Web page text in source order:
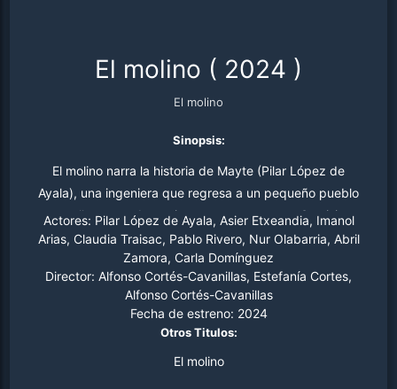
El molino ( 2024 )
El molino
Sinopsis:
El molino narra la historia de Mayte (Pilar López de
Ayala), una ingeniera que regresa a un pequeño pueblo
para llevar a cabo un importante proyecto. Su visita
coincide con el evento anual del valle. Jaime (Asier
Etxeandía) su amor de la infancia, un anciano con
Alzheimer, una joven que sueña con salir del valle, una
licenciada que trabaja junto a la ingeniera y una mujer
que busca el futuro en el pueblo, componen esta historia
viejo molino.
Actores: Pilar López de Ayala, Asier Etxeandia, Imanol
Arias, Claudia Traisac, Pablo Rivero, Nur Olabarria, Abril
Zamora, Carla Domínguez
Director: Alfonso Cortés-Cavanillas, Estefanía Cortes,
Alfonso Cortés-Cavanillas
Fecha de estreno: 2024
Otros Titulos:
El molino